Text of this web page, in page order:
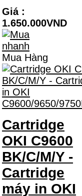
Giá :
1.650.000VND
Mua Hàng
Cartridge
OKI C9600
BK/C/M/Y -
Cartridge
máy in OKI